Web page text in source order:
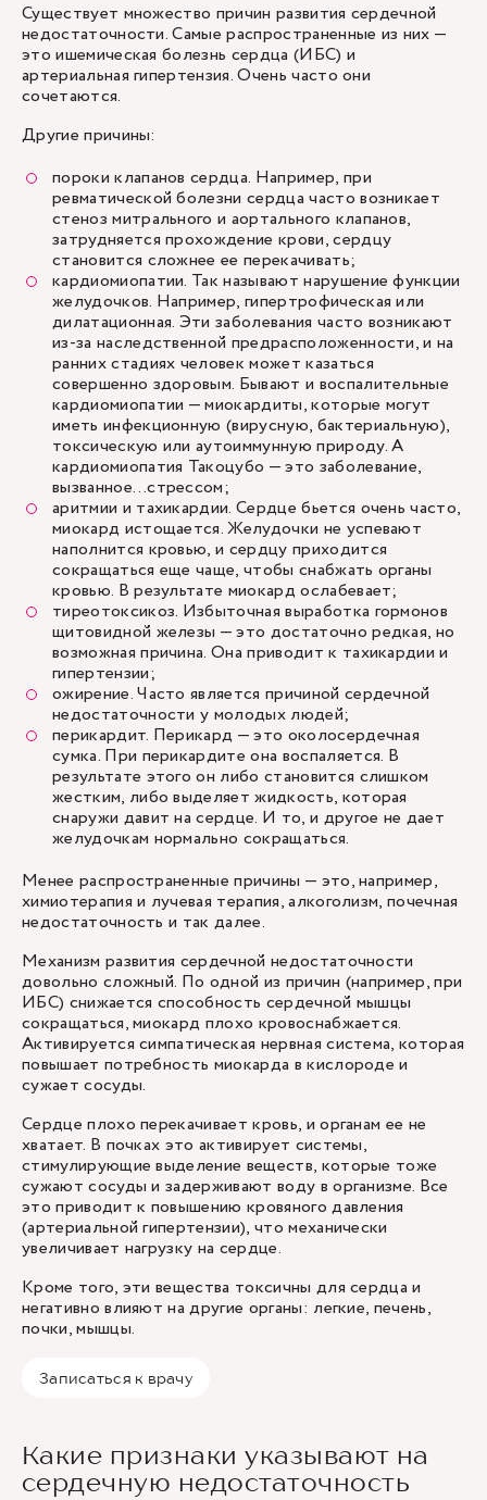
Существует множество причин развития сердечной
недостаточности. Самые распространенные из них —
это ишемическая болезнь сердца (ИБС) и
артериальная гипертензия. Очень часто они
сочетаются.
Другие причины:
пороки клапанов сердца. Например, при
ревматической болезни сердца часто возникает
стеноз митрального и аортального клапанов,
затрудняется прохождение крови, сердцу
становится сложнее ее перекачивать;
кардиомиопатии. Так называют нарушение функции
желудочков. Например, гипертрофическая или
дилатационная. Эти заболевания часто возникают
из-за наследственной предрасположенности, и на
ранних стадиях человек может казаться
совершенно здоровым. Бывают и воспалительные
кардиомиопатии — миокардиты, которые могут
иметь инфекционную (вирусную, бактериальную),
токсическую или аутоиммунную природу. А
кардиомиопатия Такоцубо — это заболевание,
вызванное…стрессом;
аритмии и тахикардии. Сердце бьется очень часто,
миокард истощается. Желудочки не успевают
наполнится кровью, и сердцу приходится
сокращаться еще чаще, чтобы снабжать органы
кровью. В результате миокард ослабевает;
тиреотоксикоз. Избыточная выработка гормонов
щитовидной железы — это достаточно редкая, но
возможная причина. Она приводит к тахикардии и
гипертензии;
ожирение. Часто является причиной сердечной
недостаточности у молодых людей;
перикардит. Перикард — это околосердечная
сумка. При перикардите она воспаляется. В
результате этого он либо становится слишком
жестким, либо выделяет жидкость, которая
снаружи давит на сердце. И то, и другое не дает
желудочкам нормально сокращаться.
Менее распространенные причины — это, например,
химиотерапия и лучевая терапия, алкоголизм, почечная
недостаточность и так далее.
Механизм развития сердечной недостаточности
довольно сложный. По одной из причин (например, при
ИБС) снижается способность сердечной мышцы
сокращаться, миокард плохо кровоснабжается.
Активируется симпатическая нервная система, которая
повышает потребность миокарда в кислороде и
сужает сосуды.
Сердце плохо перекачивает кровь, и органам ее не
хватает. В почках это активирует системы,
стимулирующие выделение веществ, которые тоже
сужают сосуды и задерживают воду в организме. Все
это приводит к повышению кровяного давления
(артериальной гипертензии), что механически
увеличивает нагрузку на сердце.
Кроме того, эти вещества токсичны для сердца и
негативно влияют на другие органы: легкие, печень,
почки, мышцы.
Записаться к врачу
Какие признаки указывают на
сердечную недостаточность